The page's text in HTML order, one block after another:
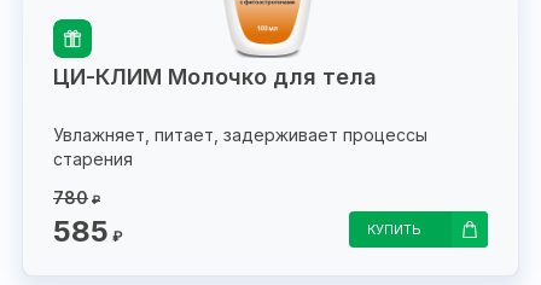
ЦИ-КЛИМ Молочко для тела
Увлажняет, питает, задерживает процессы
старения
780 ₽
585 ₽ КУПИТЬ